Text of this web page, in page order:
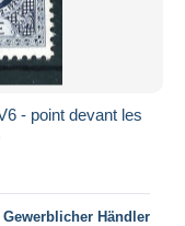
- point devant les
Gewerblicher Händler